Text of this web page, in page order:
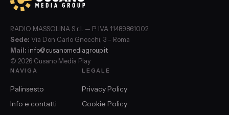
RADIO MASSOLINA S.r.l. — P. IVA 11489861002
Sede: Via Don Carlo Gnocchi, 3 – Roma
Mail: info@cusanomediagroup.it
© 2026 Cusano Media Play
NAVIGA
Palinsesto
Info e contatti
LEGALE
Privacy Policy
Cookie Policy